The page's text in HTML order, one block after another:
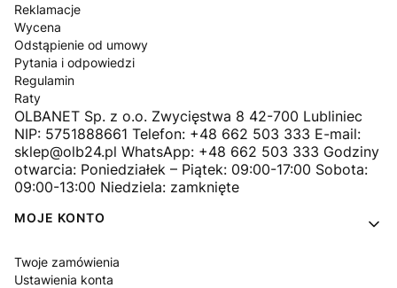
Reklamacje
Wycena
Odstąpienie od umowy
Pytania i odpowiedzi
Regulamin
Raty
OLBANET Sp. z o.o. Zwycięstwa 8 42-700 Lubliniec
NIP: 5751888661 Telefon: +48 662 503 333 E-mail:
sklep@olb24.pl WhatsApp: +48 662 503 333 Godziny
otwarcia: Poniedziałek – Piątek: 09:00-17:00 Sobota:
09:00-13:00 Niedziela: zamknięte
MOJE KONTO
Twoje zamówienia
Ustawienia konta